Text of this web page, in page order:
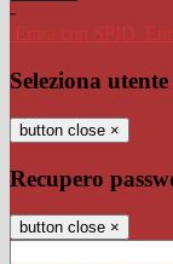
-
Entra con SPID
Seleziona utente
button close ×
Recupero
button close ×